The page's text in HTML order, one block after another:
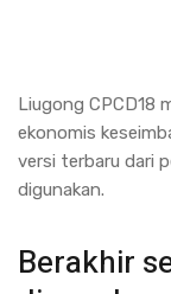
Liugong CPCD18
ekonomis
versi terbaru dari
digunakan.
Berakhir